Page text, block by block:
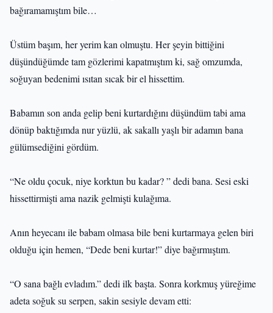
bağıramamıştım bile…
Üstüm başım, her yerim kan olmuştu. Her şeyin bittiğini
düşündüğümde tam gözlerimi kapatmıştım ki, sağ omzumda,
soğuyan bedenimi ısıtan sıcak bir el hissettim.
Babamın son anda gelip beni kurtardığını düşündüm tabi ama
dönüp baktığımda nur yüzlü, ak sakallı yaşlı bir adamın bana
gülümsediğini gördüm.
“Ne oldu çocuk, niye korktun bu kadar? ” dedi bana. Sesi eski
hissettirmişti ama nazik gelmişti kulağıma.
Anın heyecanı ile babam olmasa bile beni kurtarmaya gelen biri
olduğu için hemen, “Dede beni kurtar!” diye bağırmıştım.
“O sana bağlı evladım.” dedi ilk başta. Sonra korkmuş yüreğime
adeta soğuk su serpen, sakin sesiyle devam etti: